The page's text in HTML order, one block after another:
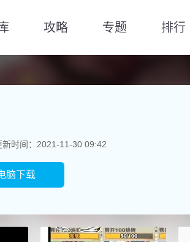
攻略 专题 排行
新时间：2021-11-30 09:42
脑下载